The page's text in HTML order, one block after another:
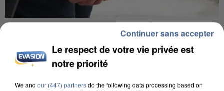
L’UN DES FONDATEURS SUPPOSÉS DE LA DZ
MAFIA INTERPELLÉ EN ALGÉRIE
Le respect de votre vie privée est
notre priorité
We and our (447) partnersdo the following data processing based on
Continuer sans accepter